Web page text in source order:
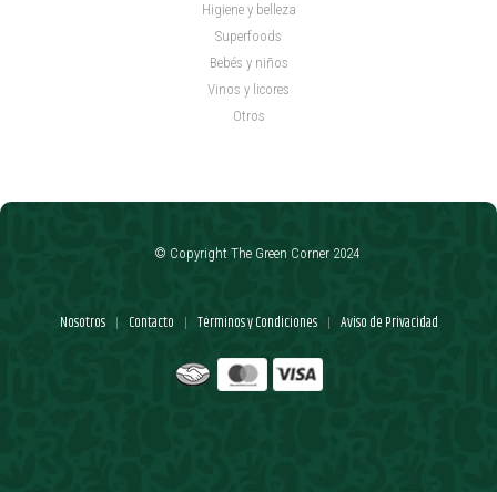
Higiene y belleza
Superfoods
Bebés y niños
Vinos y licores
Otros
Nosotros | Contacto | Términos y Condiciones | Aviso de Privacidad
© Copyright The Green Corner 2024